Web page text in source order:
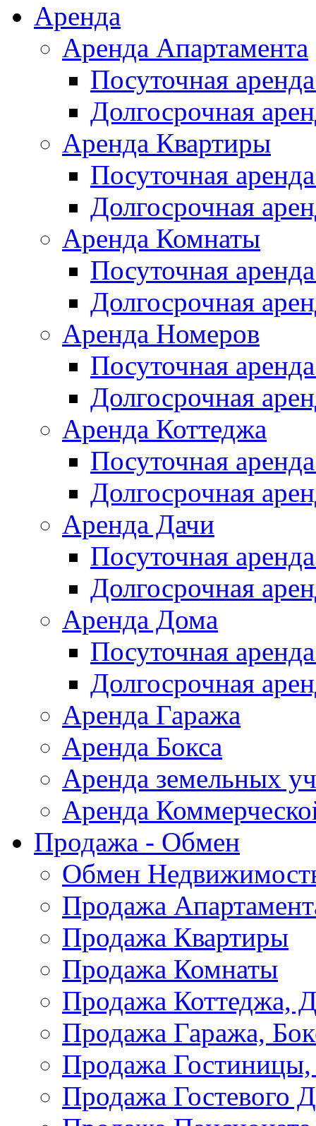
Аренда
Аренда Апартамента
Посуточная
Долгосрочная
Аренда Квартиры
Посуточная
Долгосрочная
Аренда Комнаты
Посуточная
Долгосрочная
Аренда Номеров
Посуточная
Долгосрочная
Аренда Коттеджа
Посуточная
Долгосрочная
Аренда Дачи
Посуточная
Долгосрочная
Аренда Дома
Посуточная
Долгосрочная
Аренда Гаража
Аренда Бокса
Аренда земельных
Аренда
Продажа - Обмен
Обмен
Продажа
Продажа Квартиры
Продажа Комнаты
Продажа Коттеджа,
Продажа Гаража,
Продажа
Продажа Гостевого